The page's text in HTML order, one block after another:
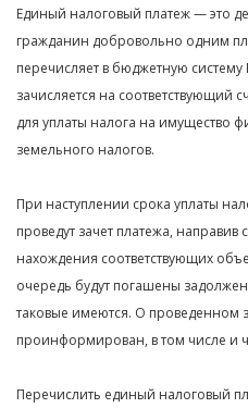
Единый налоговый платеж — это
гражданин добровольно одним
перечисляет в бюджетную
зачисляется на соответствующий
для уплаты налога на имущество
земельного налогов.
При наступлении срока уплаты
проведут зачет платежа,
нахождения соответствующих
очередь будут погашены
таковые имеются. О проведенном
проинформирован, в том числе и
Перечислить единый налоговый